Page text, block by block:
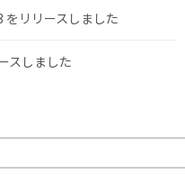
リリースしました
スしました